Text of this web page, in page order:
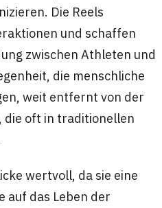
Die Reels
und schaffen
zwischen Athleten und
die menschliche
weit entfernt von der
die oft in traditionellen
wertvoll, da sie eine
auf das Leben der